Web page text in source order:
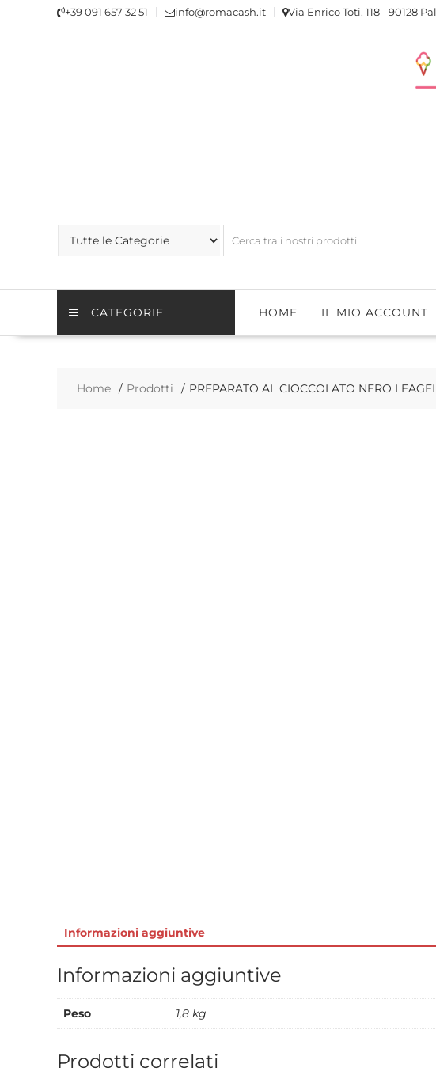
+39 091 657 32 51 info@romacash.it Via Enrico Toti, 118 - 90128
CATEGORIE HOME IL MIO ACCOUNT
Home Prodotti PREPARATO AL CIOCCOLATO NERO
Informazioni aggiuntive
Informazioni aggiuntive
Peso 1,8 kg
Prodotti correlati